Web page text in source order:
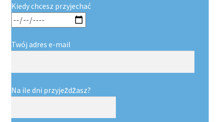
Kiedy chcesz przyjechać
Twój adres e-mail
Na ile dni przyjeżdżasz?